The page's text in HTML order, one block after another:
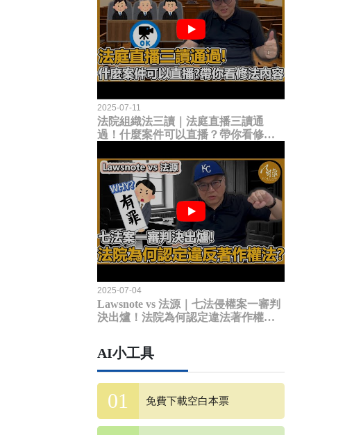
2025-07-11
法院組織法三讀｜法庭直播三讀通
過！什麼案件可以直播？帶你看修法
2025-07-04
Lawsnote vs 法源｜七法侵權案一審判
決出爐！法院為何認定違法著作權
AI小工具
免費下載空白本票